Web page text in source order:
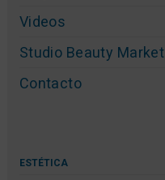
Videos
Studio Beauty Market
Contacto
ESTÉTICA